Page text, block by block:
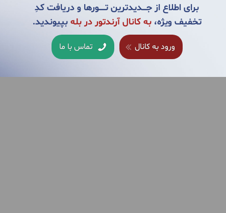
برای اطلاع از جــــدیدترین تــــــورها و دریافت کدِ
تخفیف ویژه،به کانال آرندتور در بله بپیوندید.
ورود به کانال تماس با ما